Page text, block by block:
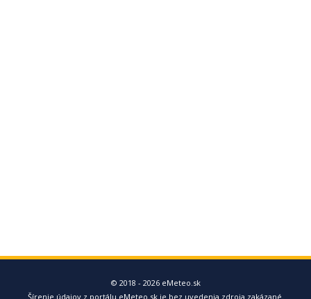
© 2018 - 2026 eMeteo.sk
Šírenie údajov z portálu eMeteo.sk je bez uvedenia zdroja zakázané.